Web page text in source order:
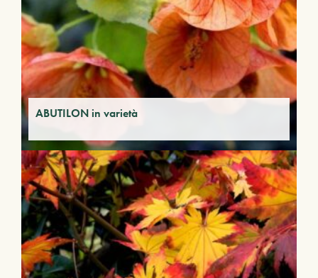
ABUTILON in varietà